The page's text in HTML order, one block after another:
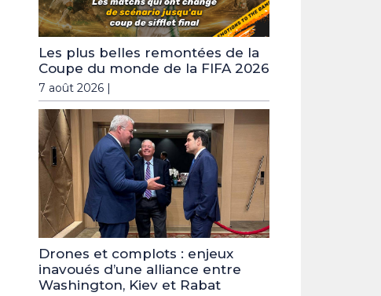
Les plus belles remontées de la
Coupe du monde de la FIFA 2026
7 août 2026 |
Drones et complots : enjeux
inavoués d’une alliance entre
Washington, Kiev et Rabat